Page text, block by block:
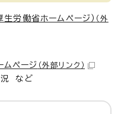
生労働省ホームページ） （外
ページ （外部リンク）
況 など